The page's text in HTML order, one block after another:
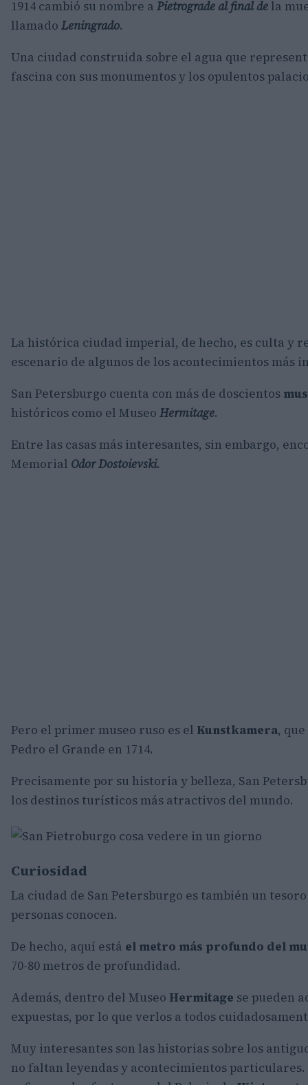
1914 cambió su nombre a Pietrograde al final de la
llamado Leningrado.
Una ciudad construida sobre el agua que
fascina con sus monumentos y los opulentos
La histórica ciudad imperial, de hecho, es culta y
escenario de algunos de los acontecimientos más
San Petersburgo cuenta con más de doscientos
históricos como el Museo Hermitage.
Entre las casas más interesantes, sin embargo,
Memorial Odor Dostoievski.
Pero el primer museo ruso es el Kunstkamera,
Pedro el Grande en 1714.
Precisamente por su historia y belleza, San
los destinos turísticos más atractivos del mundo.
Curiosidad
La ciudad de San Petersburgo es también un
personas conocen.
De hecho, aquí está el metro más profundo del
70-80 metros de profundidad.
Además, dentro del Museo Hermitage se pueden
expuestas, por lo que verlos a todos
Muy interesantes son las historias sobre los
no faltan leyendas y acontecimientos particulares.